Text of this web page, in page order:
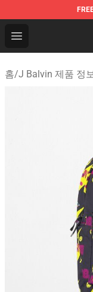
Open menu
J Balvin Store
홈/J Balvin 제품 정